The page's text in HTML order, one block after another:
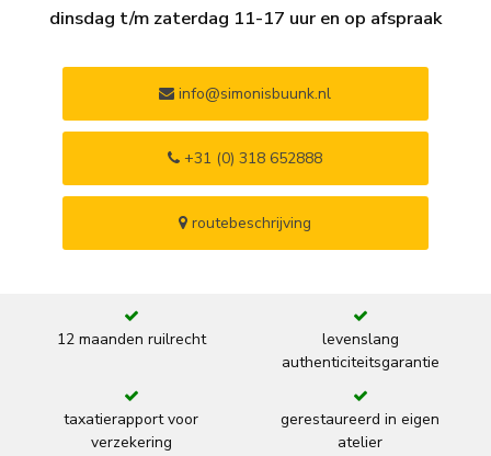
dinsdag t/m zaterdag 11-17 uur en op afspraak
info@simonisbuunk.nl
+31 (0) 318 652888
routebeschrijving
12 maanden ruilrecht
levenslang
authenticiteitsgarantie
taxatierapport voor
verzekering
gerestaureerd in eigen
atelier